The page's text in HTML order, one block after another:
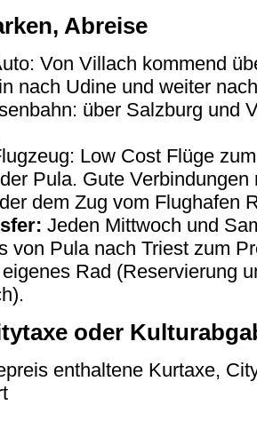
Abreise
Von Villach kommend
nach Udine und weiter
über Salzburg und
Low Cost Flüge
Pula. Gute
dem Zug vom Flughafen
Jeden Mittwoch und
von Pula nach Triest zum
Rad (Reservierung
oder
enthaltene Kurtaxe,